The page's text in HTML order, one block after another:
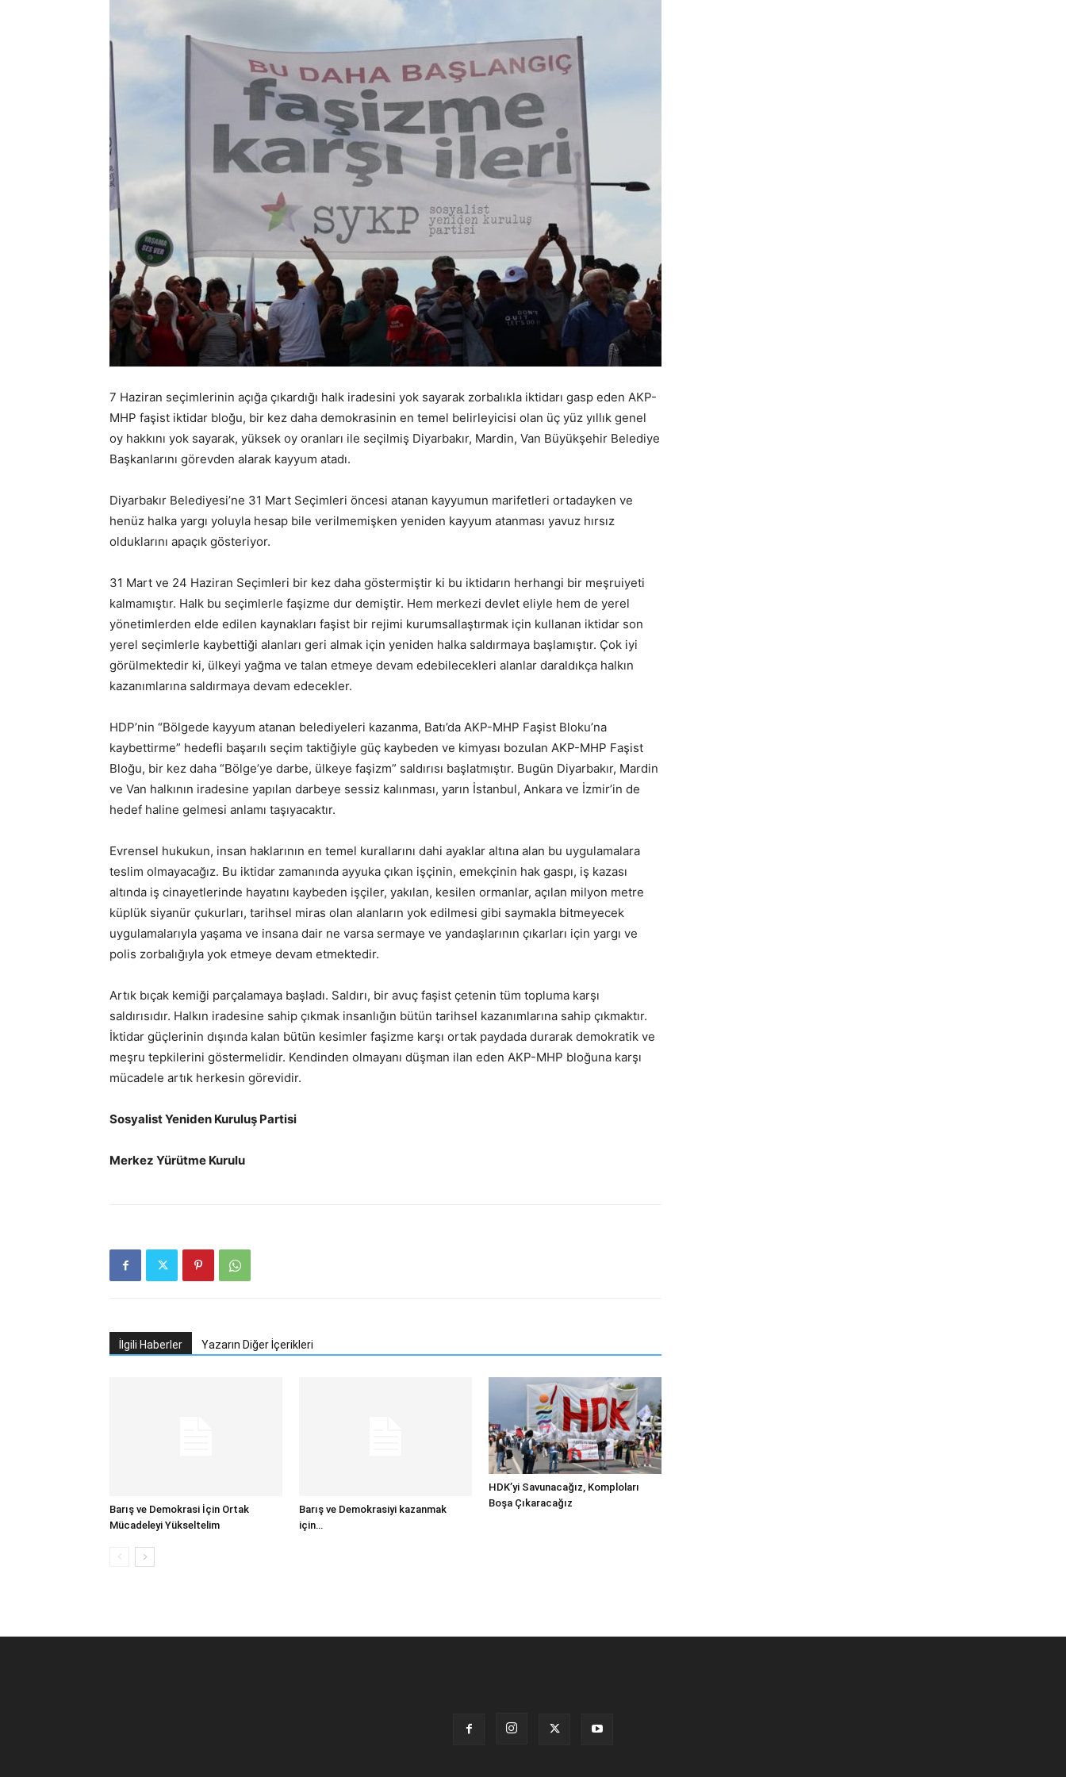
7 Haziran seçimlerinin açığa çıkardığı halk iradesini yok sayarak zorbalıkla iktidarı gasp eden AKP-
MHP faşist iktidar bloğu, bir kez daha demokrasinin en temel belirleyicisi olan üç yüz yıllık genel
oy hakkını yok sayarak, yüksek oy oranları ile seçilmiş Diyarbakır, Mardin, Van Büyükşehir Belediye
Başkanlarını görevden alarak kayyum atadı.
Diyarbakır Belediyesi’ne 31 Mart Seçimleri öncesi atanan kayyumun marifetleri ortadayken ve
henüz halka yargı yoluyla hesap bile verilmemişken yeniden kayyum atanması yavuz hırsız
olduklarını apaçık gösteriyor.
31 Mart ve 24 Haziran Seçimleri bir kez daha göstermiştir ki bu iktidarın herhangi bir meşruiyeti
kalmamıştır. Halk bu seçimlerle faşizme dur demiştir. Hem merkezi devlet eliyle hem de yerel
yönetimlerden elde edilen kaynakları faşist bir rejimi kurumsallaştırmak için kullanan iktidar son
yerel seçimlerle kaybettiği alanları geri almak için yeniden halka saldırmaya başlamıştır. Çok iyi
görülmektedir ki, ülkeyi yağma ve talan etmeye devam edebilecekleri alanlar daraldıkça halkın
kazanımlarına saldırmaya devam edecekler.
HDP’nin “Bölgede kayyum atanan belediyeleri kazanma, Batı’da AKP-MHP Faşist Bloku’na
kaybettirme” hedefli başarılı seçim taktiğiyle güç kaybeden ve kimyası bozulan AKP-MHP Faşist
Bloğu, bir kez daha “Bölge’ye darbe, ülkeye faşizm” saldırısı başlatmıştır. Bugün Diyarbakır, Mardin
ve Van halkının iradesine yapılan darbeye sessiz kalınması, yarın İstanbul, Ankara ve İzmir’in de
hedef haline gelmesi anlamı taşıyacaktır.
Evrensel hukukun, insan haklarının en temel kurallarını dahi ayaklar altına alan bu uygulamalara
teslim olmayacağız. Bu iktidar zamanında ayyuka çıkan işçinin, emekçinin hak gaspı, iş kazası
altında iş cinayetlerinde hayatını kaybeden işçiler, yakılan, kesilen ormanlar, açılan milyon metre
küplük siyanür çukurları, tarihsel miras olan alanların yok edilmesi gibi saymakla bitmeyecek
uygulamalarıyla yaşama ve insana dair ne varsa sermaye ve yandaşlarının çıkarları için yargı ve
polis zorbalığıyla yok etmeye devam etmektedir.
Artık bıçak kemiği parçalamaya başladı. Saldırı, bir avuç faşist çetenin tüm topluma karşı
saldırısıdır. Halkın iradesine sahip çıkmak insanlığın bütün tarihsel kazanımlarına sahip çıkmaktır.
İktidar güçlerinin dışında kalan bütün kesimler faşizme karşı ortak paydada durarak demokratik ve
meşru tepkilerini göstermelidir. Kendinden olmayanı düşman ilan eden AKP-MHP bloğuna karşı
mücadele artık herkesin görevidir.
Sosyalist Yeniden Kuruluş Partisi
Merkez Yürütme Kurulu
İlgili Haberler Yazarın Diğer İçerikleri
Barış ve Demokrasi İçin Ortak
Mücadeleyi Yükseltelim
Barış ve Demokrasiyi kazanmak
için…
HDK’yi Savunacağız, Komploları
Boşa Çıkaracağız